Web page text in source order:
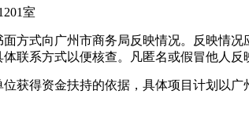
室
式向广州市商务局反映情况。反映情况
联系方式以便核查。凡匿名或假冒他人
得资金扶持的依据，具体项目计划以广